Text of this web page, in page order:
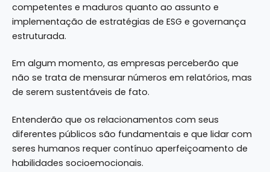
competentes e maduros quanto ao assunto e
implementação de estratégias de ESG e governança
estruturada.
Em algum momento, as empresas perceberão que
não se trata de mensurar números em relatórios, mas
de serem sustentáveis de fato.
Entenderão que os relacionamentos com seus
diferentes públicos são fundamentais e que lidar com
seres humanos requer contínuo aperfeiçoamento de
habilidades socioemocionais.